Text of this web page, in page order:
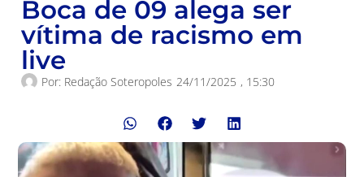
Boca de 09 alega ser
vítima de racismo em
live
Por: Redação Soteropoles 24/11/2025 , 15:30